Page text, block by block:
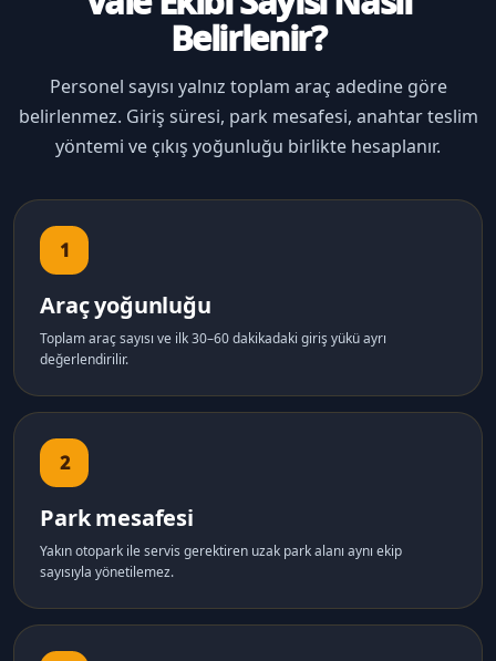
Belirlenir?
Personel sayısı yalnız toplam araç adedine göre
belirlenmez. Giriş süresi, park mesafesi, anahtar teslim
yöntemi ve çıkış yoğunluğu birlikte hesaplanır.
1
Araç yoğunluğu
Toplam araç sayısı ve ilk 30–60 dakikadaki giriş yükü ayrı
değerlendirilir.
2
Park mesafesi
Yakın otopark ile servis gerektiren uzak park alanı aynı ekip
sayısıyla yönetilemez.